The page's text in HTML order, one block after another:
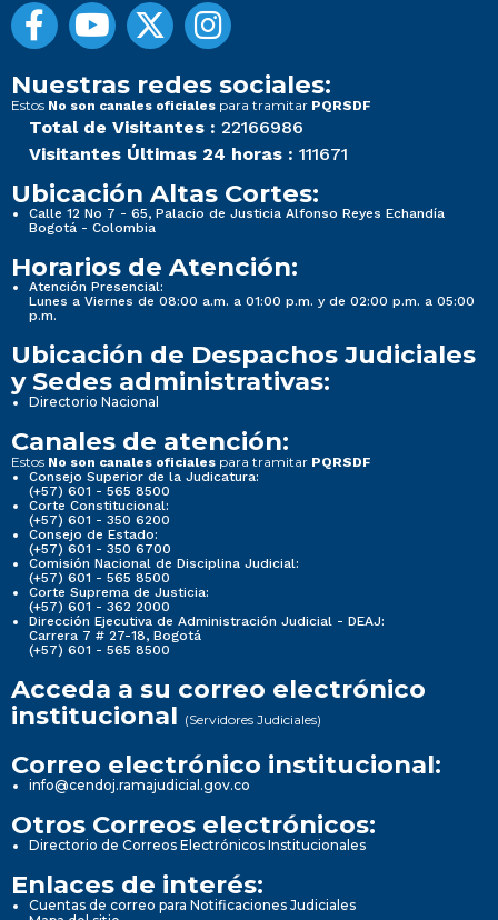
Nuestras redes sociales:
Estos No son canales oficiales para tramitar PQRSDF
Total de Visitantes : 22166986
Visitantes Últimas 24 horas : 111671
Ubicación Altas Cortes:
Calle 12 No 7 - 65, Palacio de Justicia Alfonso Reyes Echandía
Bogotá - Colombia
Horarios de Atención:
Atención Presencial:
Lunes a Viernes de 08:00 a.m. a 01:00 p.m. y de 02:00 p.m. a 05:00
p.m.
Ubicación de Despachos Judiciales
y Sedes administrativas:
Directorio Nacional
Canales de atención:
Estos No son canales oficiales para tramitar PQRSDF
Consejo Superior de la Judicatura:
(+57) 601 - 565 8500
Corte Constitucional:
(+57) 601 - 350 6200
Consejo de Estado:
(+57) 601 - 350 6700
Comisión Nacional de Disciplina Judicial:
(+57) 601 - 565 8500
Corte Suprema de Justicia:
(+57) 601 - 362 2000
Dirección Ejecutiva de Administración Judicial - DEAJ:
Carrera 7 # 27-18, Bogotá
(+57) 601 - 565 8500
Acceda a su correo electrónico
institucional (Servidores Judiciales)
Correo electrónico institucional:
info@cendoj.ramajudicial.gov.co
Otros Correos electrónicos:
Directorio de Correos Electrónicos Institucionales
Enlaces de interés:
Cuentas de correo para Notificaciones Judiciales